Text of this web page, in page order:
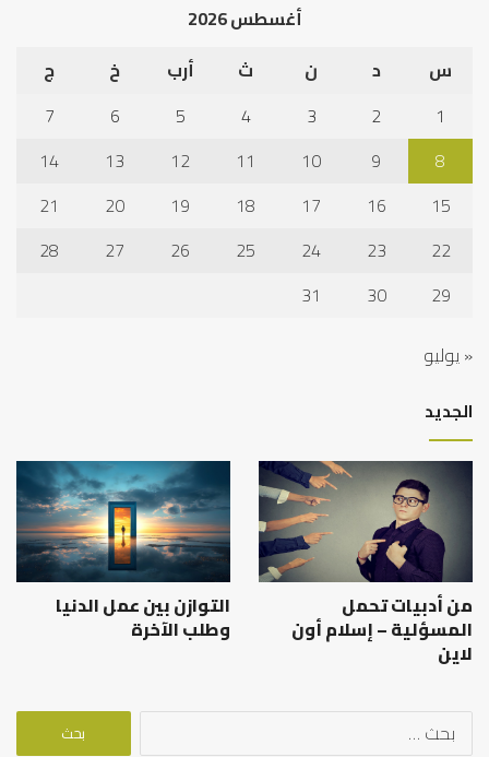
أغسطس 2026
س
د ن ث أرب خ
ج
1
2
3
4
5
6
7
8
9
10
11
12
13
14
15
16
17
18
19
20
21
22
23
24
25
26
27
28
29
30
31
« يوليو
الجديد
من أدبيات تحمل
المسؤلية – إسلام أون
لاين
التوازن بين عمل الدنيا
وطلب الآخرة
البحث